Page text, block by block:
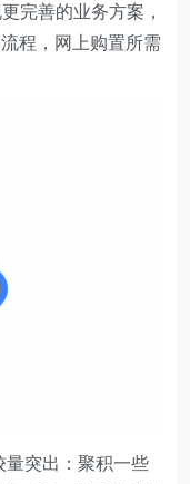
完善的业务方案，
程，网上购置所需
量突出：聚积一些